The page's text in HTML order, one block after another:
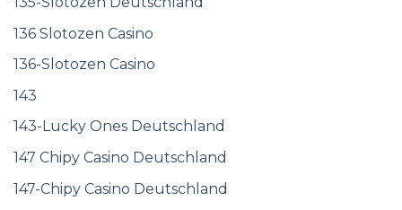
136 Slotozen Casino
136-Slotozen Casino
143
143-Lucky Ones Deutschland
147 Chipy Casino Deutschland
147-Chipy Casino Deutschland